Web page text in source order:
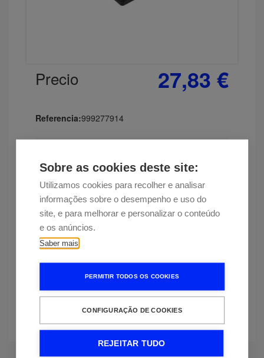
Sobre as cookies deste site:
Utilizamos cookies para recolher e analisar
informações sobre o desempenho e uso do
site, e para melhorar e personalizar o conteúdo
e os anúncios.
Saber mais
PERMITIR TODOS OS COOKIES
CONFIGURAÇÃO DE COOKIES
REJEITAR TUDO
Precio 27,83 €
Referencia:999277914
Cantidad:
precio más bajo?